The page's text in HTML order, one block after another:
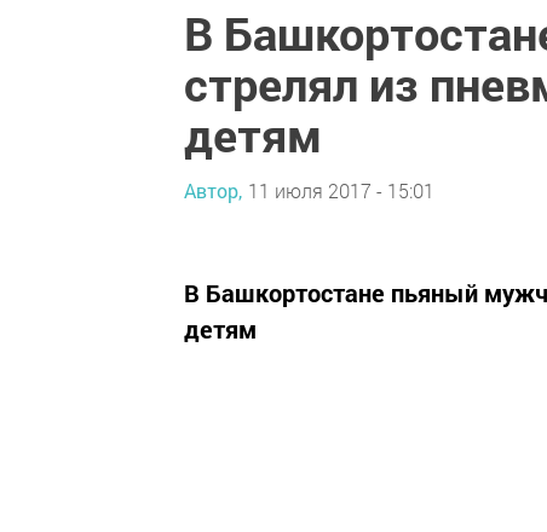
В
стрелял из
детям
Автор, 11 июля 2017 - 15:01
В Башкортостане пьяный
детям